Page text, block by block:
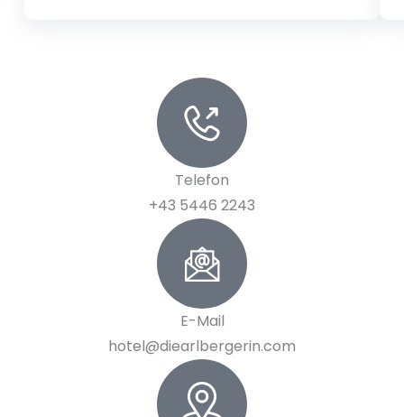
Telefon
+43 5446 2243
E-Mail
hotel@diearlbergerin.com